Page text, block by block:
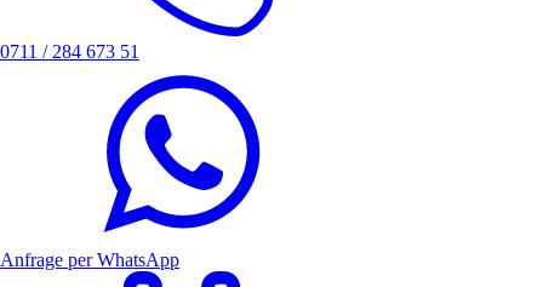
0711 / 284 673 51
Anfrage per WhatsApp